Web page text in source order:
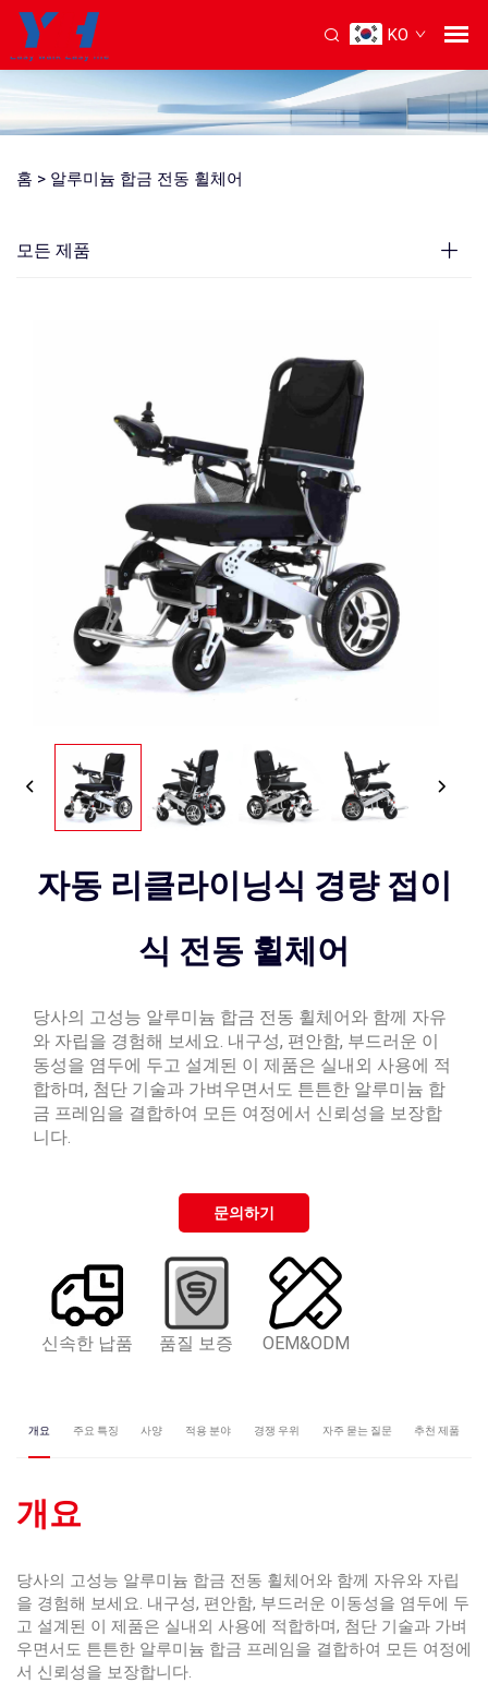
KO
홈 > 알루미늄 합금 전동 휠체어
모든 제품
자동 리클라이닝식 경량 접이
식 전동 휠체어
당사의 고성능 알루미늄 합금 전동 휠체어와 함께 자유
와 자립을 경험해 보세요. 내구성, 편안함, 부드러운 이
동성을 염두에 두고 설계된 이 제품은 실내외 사용에 적
합하며, 첨단 기술과 가벼우면서도 튼튼한 알루미늄 합
금 프레임을 결합하여 모든 여정에서 신뢰성을 보장합
니다.
문의하기
신속한 납품 품질 보증 OEM&ODM
개요 주요 특징 사양 적용 분야 경쟁 우위 자주 묻는 질문 추천 제품
개요
당사의 고성능 알루미늄 합금 전동 휠체어와 함께 자유와 자립
을 경험해 보세요. 내구성, 편안함, 부드러운 이동성을 염두에 두
고 설계된 이 제품은 실내외 사용에 적합하며, 첨단 기술과 가벼
우면서도 튼튼한 알루미늄 합금 프레임을 결합하여 모든 여정에
서 신뢰성을 보장합니다.